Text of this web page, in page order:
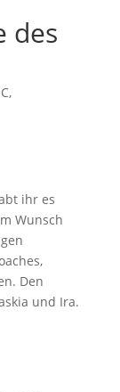
des
,
ihr es
Wunsch
Den
und Ira.